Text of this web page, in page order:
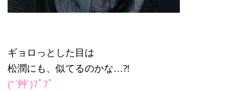
ギョロっとした目は
松潤にも、似てるのかな…⁈
(*´艸`)ﾌﾟﾌﾟ